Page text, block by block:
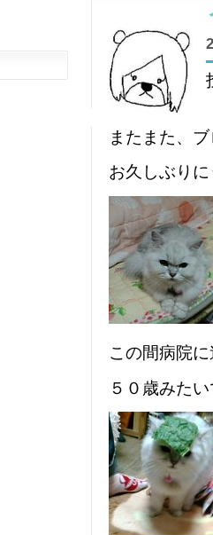
またまた、
お久しぶり
この間病院
５０歳みた